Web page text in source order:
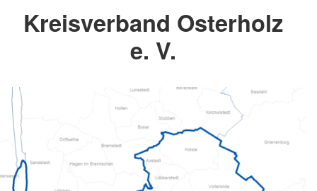
Kreisverband Osterholz
e. V.